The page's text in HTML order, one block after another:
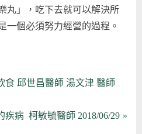
丸」，吃下去就可以解決所
一個必須努力經營的過程。
食 邱世昌醫師 湯文津 醫師
疾病 柯敏毓醫師 2018/06/29